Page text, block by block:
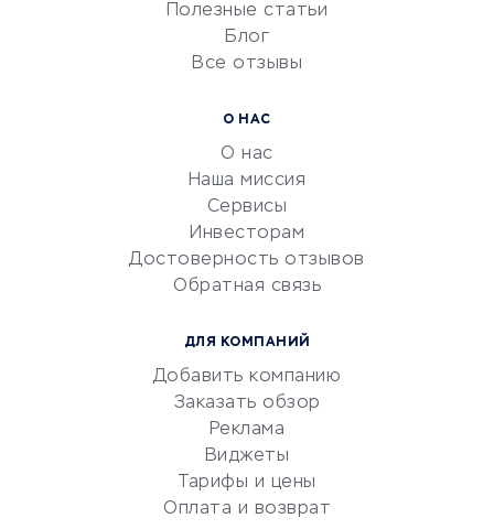
УСЛУГИ ДЛЯ БИЗНЕСА
документооборот
Юридические компании
Бухгалтерия онлайн
Полезные статьи
Блог
Все отзывы
О НАС
О нас
Наша миссия
Сервисы
Инвесторам
Достоверность отзывов
Обратная связь
ДЛЯ КОМПАНИЙ
Добавить компанию
Заказать обзор
Реклама
Виджеты
Тарифы и цены
Оплата и возврат